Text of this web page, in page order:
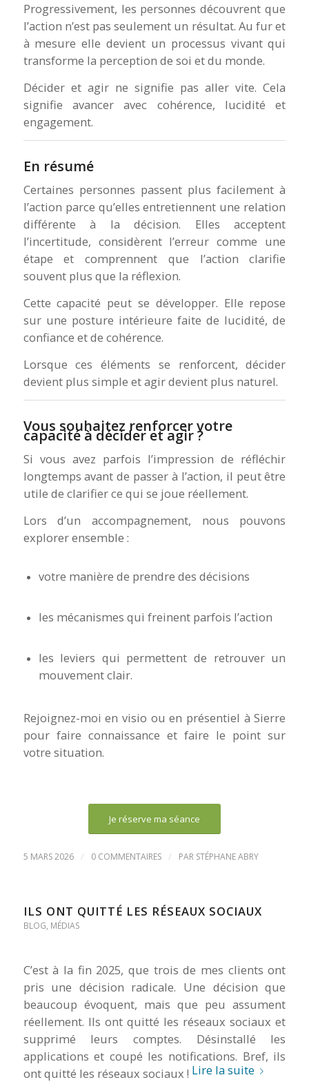
Progressivement, les personnes découvrent que
l’action n’est pas seulement un résultat. Au fur et
à mesure elle devient un processus vivant qui
transforme la perception de soi et du monde.
Décider et agir ne signifie pas aller vite. Cela
signifie avancer avec cohérence, lucidité et
engagement.
En résumé
Certaines personnes passent plus facilement à
l’action parce qu’elles entretiennent une relation
différente à la décision. Elles acceptent
l’incertitude, considèrent l’erreur comme une
étape et comprennent que l’action clarifie
souvent plus que la réflexion.
Cette capacité peut se développer. Elle repose
sur une posture intérieure faite de lucidité, de
confiance et de cohérence.
Lorsque ces éléments se renforcent, décider
devient plus simple et agir devient plus naturel.
Vous souhaitez renforcer votre
capacité à décider et agir ?
Si vous avez parfois l’impression de réfléchir
longtemps avant de passer à l’action, il peut être
utile de clarifier ce qui se joue réellement.
Lors d’un accompagnement, nous pouvons
explorer ensemble :
votre manière de prendre des décisions
les mécanismes qui freinent parfois l’action
les leviers qui permettent de retrouver un
mouvement clair.
Rejoignez-moi en visio ou en présentiel à Sierre
pour faire connaissance et faire le point sur
votre situation.
Je réserve ma séance
5 MARS 2026 / 0 COMMENTAIRES / PAR STÉPHANE ABRY
ILS ONT QUITTÉ LES RÉSEAUX SOCIAUX
BLOG, MÉDIAS
C’est à la fin 2025, que trois de mes clients ont
pris une décision radicale. Une décision que
beaucoup évoquent, mais que peu assument
réellement. Ils ont quitté les réseaux sociaux et
supprimé leurs comptes. Désinstallé les
applications et coupé les notifications. Bref, ils
ont quitté les réseaux sociaux ! Lire la suite